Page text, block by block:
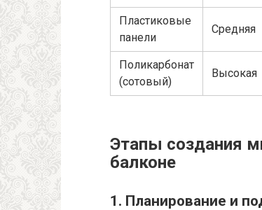
Пластиковые
панели
Средняя
Поликарбонат
(сотовый)
Высокая
Этапы создания
балконе
1. Планирование и